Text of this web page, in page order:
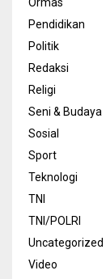
Pendidikan
Politik
Redaksi
Religi
Seni & Budaya
Sosial
Sport
Teknologi
TNI
TNI/POLRI
Uncategorized
Video